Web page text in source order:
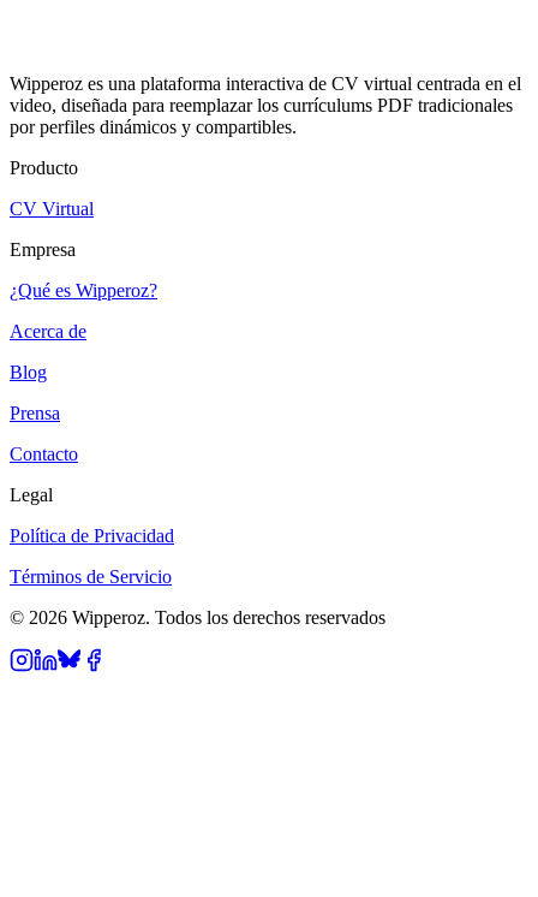
Wipperoz es una plataforma interactiva de CV virtual centrada en el
video, diseñada para reemplazar los currículums PDF tradicionales
por perfiles dinámicos y compartibles.
Producto
CV Virtual
Empresa
¿Qué es Wipperoz?
Acerca de
Blog
Prensa
Contacto
Legal
Política de Privacidad
Términos de Servicio
© 2026 Wipperoz. Todos los derechos reservados